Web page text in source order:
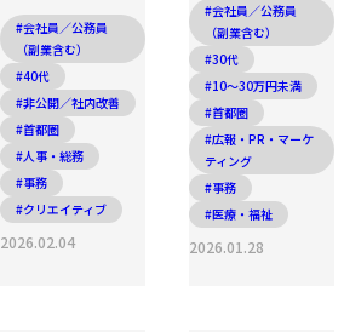
#会社員／公務員
（副業含む）
#40代
#非公開／社内改善
#首都圏
#人事・総務
#事務
#クリエイティブ
2026.02.04
#会社員／公務員
（副業含む）
#30代
#10〜30万円未満
#首都圏
#広報・PR・マーケ
ティング
#事務
#医療・福祉
2026.01.28